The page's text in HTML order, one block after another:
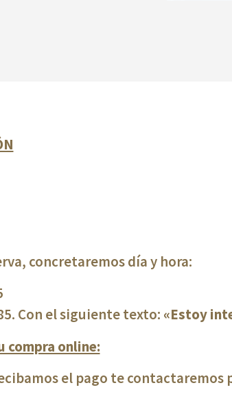
concretaremos día y hora:
Con el siguiente texto: «Estoy
compra online:
el pago te contactaremos